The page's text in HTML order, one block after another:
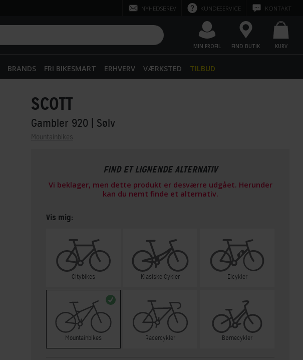
NYHEDSBREV KUNDESERVICE KONTAKT
MIN PROFIL FIND BUTIK KURV
BRANDS FRI BIKESMART ERHVERV VÆRKSTED TILBUD
SCOTT
Gambler 920 | Sølv
Mountainbikes
FIND ET LIGNENDE ALTERNATIV
Vi beklager, men dette produkt er desværre udgået. Herunder
kan du nemt finde et alternativ.
Vis mig:
Citybikes Klasiske Cykler Elcykler
Mountainbikes Racercykler Børnecykler